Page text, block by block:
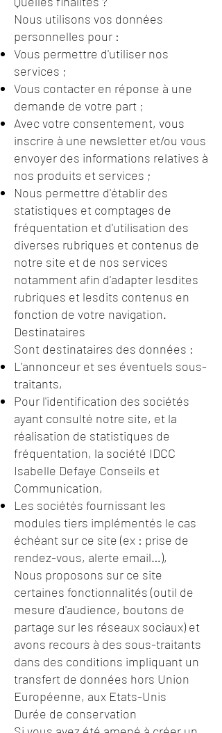
Nous utilisons vos données
personnelles pour :
Vous permettre d'utiliser nos
services ;
Vous contacter en réponse à une
demande de votre part ;
Avec votre consentement, vous
inscrire à une newsletter et/ou vous
envoyer des informations relatives à
nos produits et services ;
Nous permettre d'établir des
statistiques et comptages de
fréquentation et d'utilisation des
diverses rubriques et contenus de
notre site et de nos services
notamment afin d'adapter lesdites
rubriques et lesdits contenus en
fonction de votre navigation.
Destinataires
Sont destinataires des données :
L'annonceur et ses éventuels sous-
traitants,
Pour l'identification des sociétés
ayant consulté notre site, et la
réalisation de statistiques de
fréquentation, la société IDCC
Isabelle Defaye Conseils et
Communication,
Les sociétés fournissant les
modules tiers implémentés le cas
échéant sur ce site (ex : prise de
rendez-vous, alerte email…),
Nous proposons sur ce site
certaines fonctionnalités (outil de
mesure d'audience, boutons de
partage sur les réseaux sociaux) et
avons recours à des sous-traitants
dans des conditions impliquant un
transfert de données hors Union
Européenne, aux Etats-Unis
Durée de conservation